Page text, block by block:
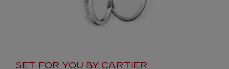
SET FOR YOU BY CARTIER